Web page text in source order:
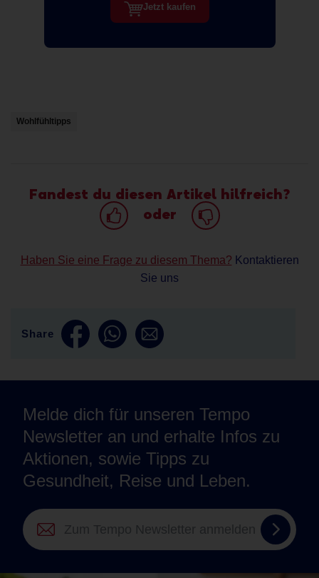
Jetzt kaufen
Wohlfühltipps
Fandest du diesen Artikel hilfreich?
oder
Haben Sie eine Frage zu diesem Thema? Kontaktieren
Sie uns
Share
Melde dich für unseren Tempo
Newsletter an und erhalte Infos zu
Aktionen, sowie Tipps zu
Gesundheit, Reise und Leben.
Zum
Tempo